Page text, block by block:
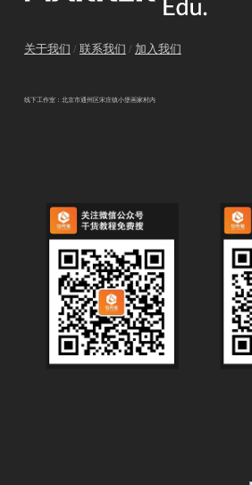
关于我们 / 联系我们 / 加入我们
线下工作室：北京市通州区宋庄镇小堡画家村内